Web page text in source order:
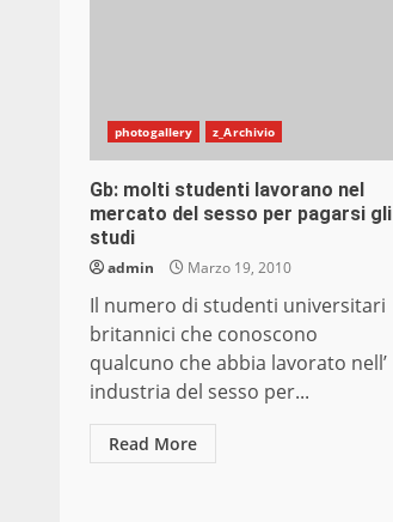
photogallery z_Archivio
Gb: molti studenti lavorano nel
mercato del sesso per pagarsi gli
studi
admin Marzo 19, 2010
Il numero di studenti universitari
britannici che conoscono
qualcuno che abbia lavorato nell’
industria del sesso per...
Read More